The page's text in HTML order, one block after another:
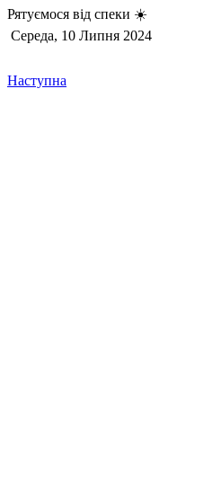
Рятуємося від спеки ☀️
Середа, 10 Липня 2024
Наступна